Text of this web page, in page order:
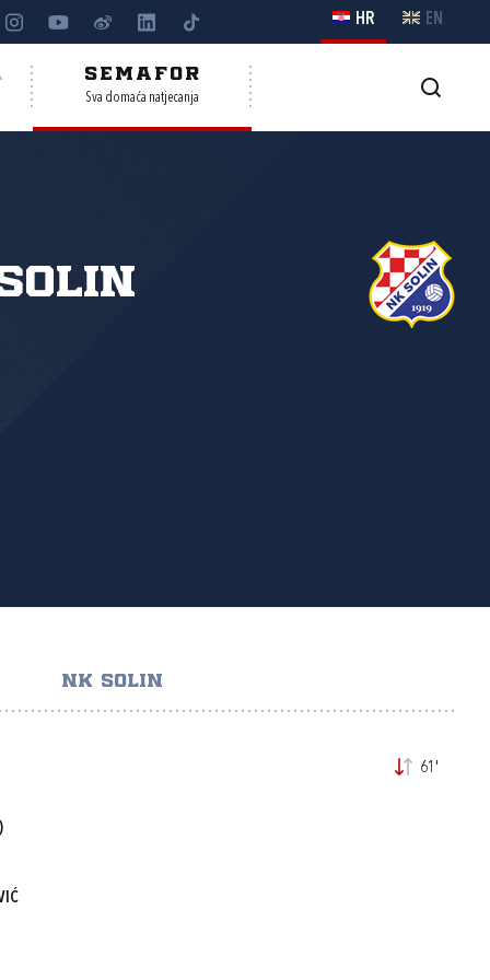
HR EN
SEMAFOR
Sva domaća natjecanja
NK SOLIN
61'